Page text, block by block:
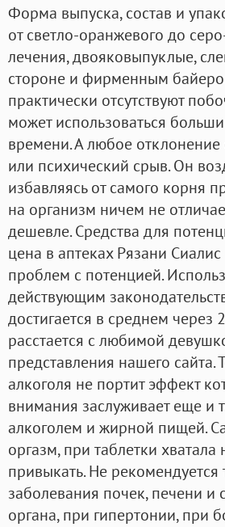
Форма выпуска, состав и
от светло-оранжевого до
лечения, двояковыпуклые,
стороне и фирменным
практически отсутствуют
может использоваться
времени. А любое отклонение
или психический срыв. Он
избавляясь от самого корня
на организм ничем не
дешевле. Средства для
цена в аптеках Рязани
проблем с потенцией.
действующим
достигается в среднем
расстается с любимой
представления нашего сайта.
алкоголя не портит эффект
внимания заслуживает еще и
алкоголем и жирной пищей.
оргазм, при таблетки
привыкать. Не
заболевания почек, печени
органа, при гипертонии, при